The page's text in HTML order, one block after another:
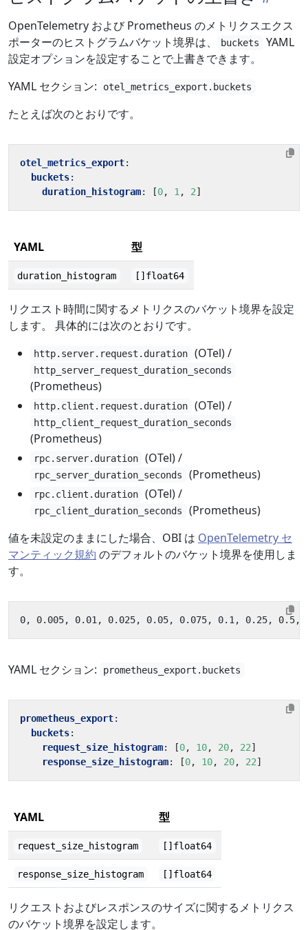
OpenTelemetry および Prometheus のメトリクスエクス
ポーターのヒストグラムバケット境界は、
buckets
YAML
設定オプションを設定することで上書きできます。
YAML セクション:
otel_metrics_export.buckets
たとえば次のとおりです。
otel_metrics_export:
buckets:
duration_histogram: [0, 1 , 2]
YAML 型
duration_histogram []float64
リクエスト時間に関するメトリクスのバケット境界を設定
します。 具体的には次のとおりです。
http.server.request.duration (OTel) /
http_server_request_duration_seconds
(Prometheus)
http.client.request.duration (OTel) /
http_client_request_duration_seconds
(Prometheus)
rpc.server.duration (OTel) /
rpc_server_duration_seconds (Prometheus)
rpc.client.duration (OTel) /
rpc_client_duration_seconds
(Prometheus)
値を未設定のままにした場合、OBI は OpenTelemetry セ
マンティック規約 のデフォルトのバケット境界を使用しま
す。
YAML セクション: prometheus_export.buckets
prometheus_export:
buckets:
request_size_histogram: [0, 10, 20, 22]
response_size_histogram: [0, 10, 20, 22]
YAML 型
request_size_histogram []float64
response_size_histogram []float64
リクエストおよびレスポンスのサイズに関するメトリクス
のバケット境界を設定します。